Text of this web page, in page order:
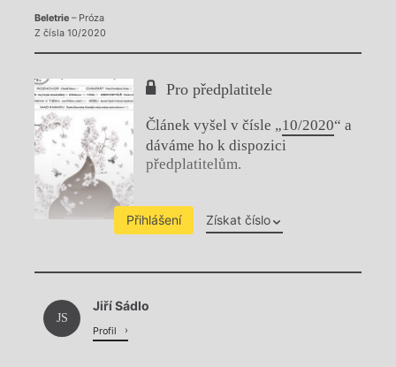
Beletrie– Próza
Z čísla 10/2020
Pro předplatitele
Článek vyšel v čísle „10/2020“ a
dáváme ho k dispozici
předplatitelům.
Přihlášení Získat číslo
Chviličku.
JS
Jiří Sádlo
Profil